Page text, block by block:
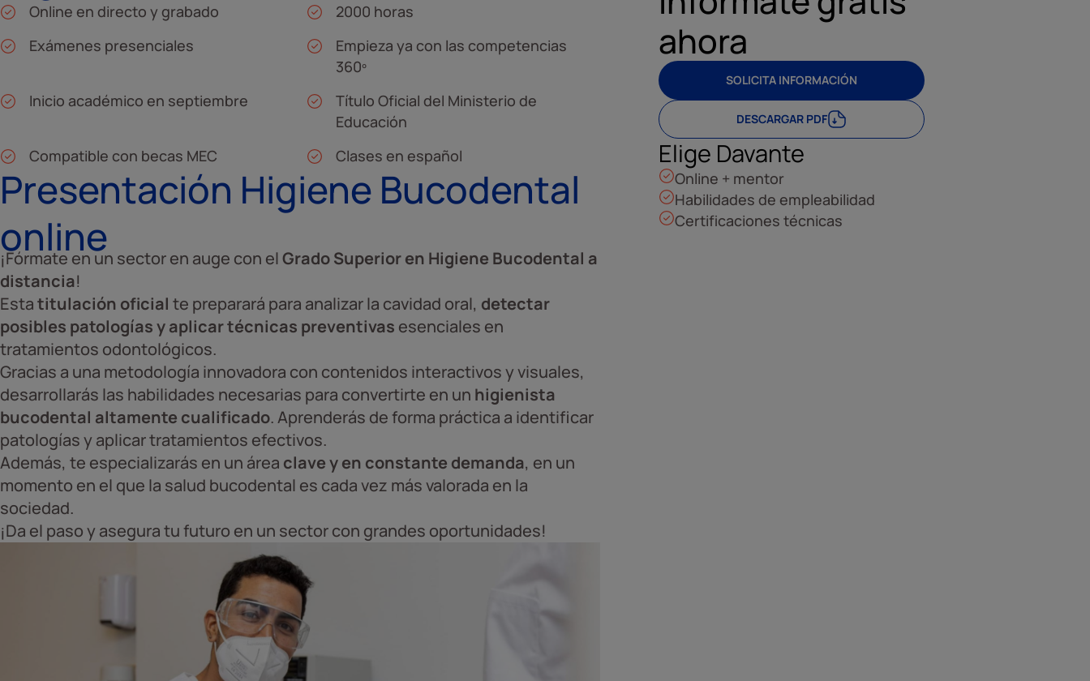
Online en directo y grabado
2000 horas
Exámenes presenciales
Empieza ya con las competencias
360º
Inicio académico en septiembre
Título Oficial del Ministerio de
Educación
Compatible con becas MEC
Clases en español
Presentación Higiene Bucodental
online
¡Fórmate en un sector en auge con elGrado Superior en Higiene Bucodental a
distancia!
Estatitulación oficial te preparará para analizar la cavidad oral, detectar
posibles patologías y aplicar técnicas preventivas esenciales en
tratamientos odontológicos.
Gracias a una metodología innovadora con contenidos interactivos y visuales,
desarrollarás las habilidades necesarias para convertirte en un higienista
bucodental altamente cualificado. Aprenderás de forma práctica a identificar
patologías y aplicar tratamientos efectivos.
Además, te especializarás en un área clave y en constante demanda, en un
momento en el que la salud bucodental es cada vez más valorada en la
sociedad.
¡Da el paso y asegura tu futuro en un sector con grandes oportunidades!
ahora
SOLICITA INFORMACIÓN
DESCARGAR PDF
Elige Davante
Online + mentor
Habilidades de empleabilidad
Certificaciones técnicas